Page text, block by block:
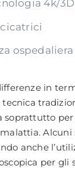
4k/3D
in
soprattutto
Alcuni
anche
per gli